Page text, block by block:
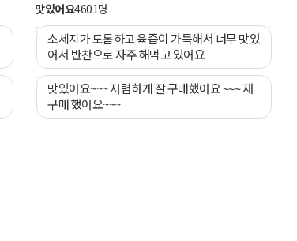
맛있어요4601명
소세지가 도톰하고 육즙이 가득해서 너무 맛있
어서 반찬으로 자주 해먹고 있어요
맛있어요~~~ 저렴하게 잘 구매했어요 ~~~ 재
구매 했어요~~~